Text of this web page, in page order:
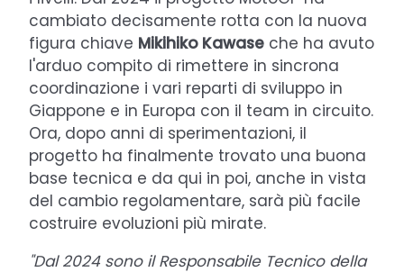
cambiato decisamente rotta con la nuova
figura chiave Mikihiko Kawase che ha avuto
l'arduo compito di rimettere in sincrona
coordinazione i vari reparti di sviluppo in
Giappone e in Europa con il team in circuito.
Ora, dopo anni di sperimentazioni, il
progetto ha finalmente trovato una buona
base tecnica e da qui in poi, anche in vista
del cambio regolamentare, sarà più facile
costruire evoluzioni più mirate.
"Dal 2024 sono il Responsabile Tecnico della